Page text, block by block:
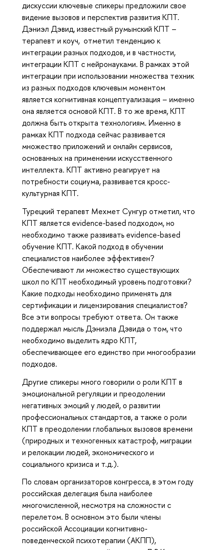
дискуссии ключевые спикеры предложили свое
видение вызовов и перспектив развития КПТ.
Дэниэл Дэвид, известный румынский КПТ –
терапевт и коуч, отметил тенденцию к
интеграции разных подходов, и в частности,
интеграции КПТ с нейронауками. В рамках этой
интеграции при использовании множества техник
из разных подходов ключевым моментом
является когнитивная концептуализация – именно
она является основой КПТ. В то же время, КПТ
должна быть открыта технологиям. Именно в
рамках КПТ подхода сейчас развивается
множество приложений и онлайн сервисов,
основанных на применении искусственного
интеллекта. КПТ активно реагирует на
потребности социума, развивается кросс-
культурная КПТ.
Турецкий терапевт Мехмет Сунгур отметил, что
КПТ является evidence-based подходом, но
необходимо также развивать evidence-based
обучение КПТ. Какой подход в обучении
специалистов наиболее эффективен?
Обеспечивают ли множество существующих
школ по КПТ необходимый уровень подготовки?
Какие подходы необходимо применять для
сертификации и лицензирования специалистов?
Все эти вопросы требуют ответа. Он также
поддержал мысль Дэниэла Дэвида о том, что
необходимо выделить ядро КПТ,
обеспечивающее его единство при многообразии
подходов.
Другие спикеры много говорили о роли КПТ в
эмоциональной регуляции и преодолении
негативных эмоций у людей, о развитии
профессиональных стандартов, а также о роли
КПТ в преодолении глобальных вызовов времени
(природных и техногенных катастроф, миграции
и релокации людей, экономического и
социального кризиса и т.д.).
По словам организаторов конгресса, в этом году
российская делегация была наиболее
многочисленной, несмотря на сложности с
перелетом. В основном это были члены
российской Ассоциации когнитивно-
поведенческой психотерапии (АКПП),